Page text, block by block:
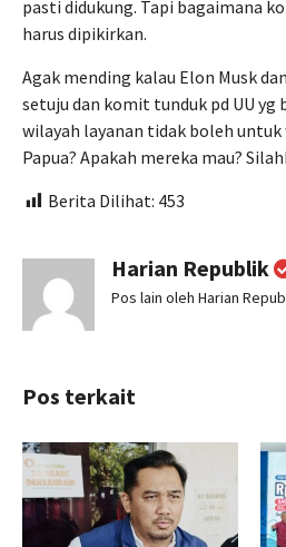
pasti didukung. Tapi bagaimana
harus dipikirkan.
Agak mending kalau Elon Musk
setuju dan komit tunduk pd UU yg
wilayah layanan tidak boleh
Papua? Apakah mereka mau?
Berita Dilihat: 453
Harian Republik
Pos lain oleh Harian
Pos terkait